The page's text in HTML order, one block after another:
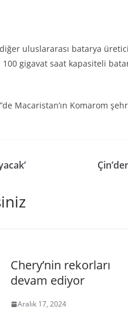
uluslararası batarya
gigavat saat kapasiteli
Macaristan’ın Komarom
Chery’nin rekorları
devam ediyor
Aralık 17, 2024